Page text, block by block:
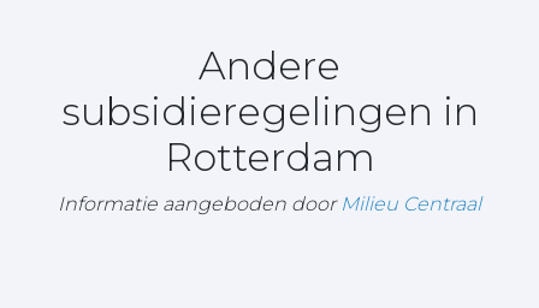
Andere
subsidieregelingen in
Rotterdam
Informatie aangeboden door Milieu Centraal